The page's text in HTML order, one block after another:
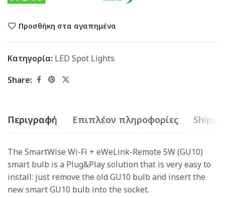
Προσθήκη στα αγαπημένα
Κατηγορία: LED Spot Lights
Share:
Περιγραφή Επιπλέον πληροφορίες
The SmartWise Wi-Fi + eWeLink-Remote 5W (GU10)
smart bulb is a Plug&Play solution that is very easy to
install: just remove the old GU10 bulb and insert the
new smart GU10 bulb into the socket.